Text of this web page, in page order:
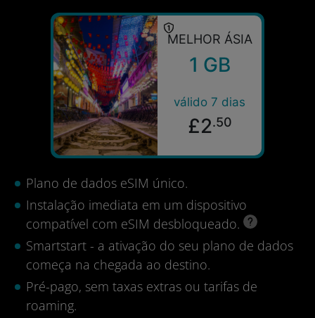
MELHOR ÁSIA
1 GB
válido 7 dias
£2.50
Plano de dados eSIM único.
Instalação imediata em um dispositivo
compatível com eSIM desbloqueado.
Smartstart - a ativação do seu plano de dados
começa na chegada ao destino.
Pré-pago, sem taxas extras ou tarifas de
roaming.